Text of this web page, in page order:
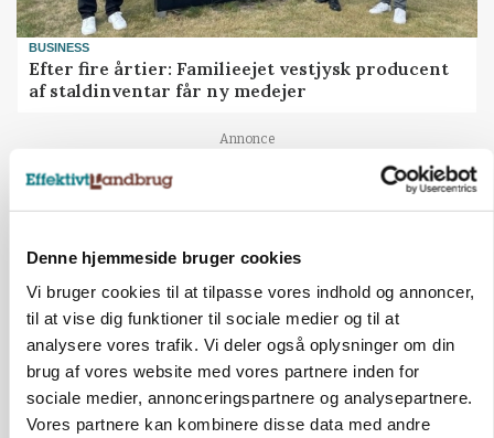
Denne hjemmeside bruger cookies
Vi bruger cookies til at tilpasse vores indhold og annoncer,
til at vise dig funktioner til sociale medier og til at
analysere vores trafik. Vi deler også oplysninger om din
brug af vores website med vores partnere inden for
sociale medier, annonceringspartnere og analysepartnere.
Vores partnere kan kombinere disse data med andre
BUSINESS
Efter fire årtier: Familieejet vestjysk producent
af staldinventar får ny medejer
Annonce
KULTUR
Største Manitou fik gammel vindmølle til at
Loading...